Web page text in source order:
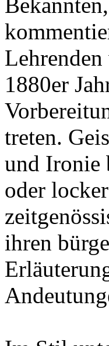
1880er
treten.
und Ironie
oder
ihren